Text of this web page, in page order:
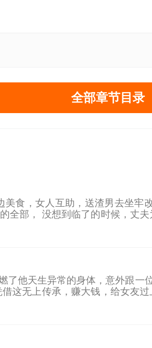
全部章节目录
美食，女人互助，送渣男去坐
全部， 没想到临了的时候，丈
子的儿子是丈夫和白月光所生
了他天生异常的身体，意外跟
这无上传承，赚大钱，给女友
，肆意快活。 至此，他的人生